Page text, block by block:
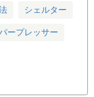
シェルター
ープレッサー